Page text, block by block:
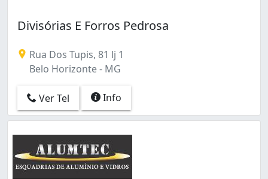
Divisórias E Forros Pedrosa
Rua Dos Tupis, 81 lj 1
Belo Horizonte - MG
Ver Tel Info